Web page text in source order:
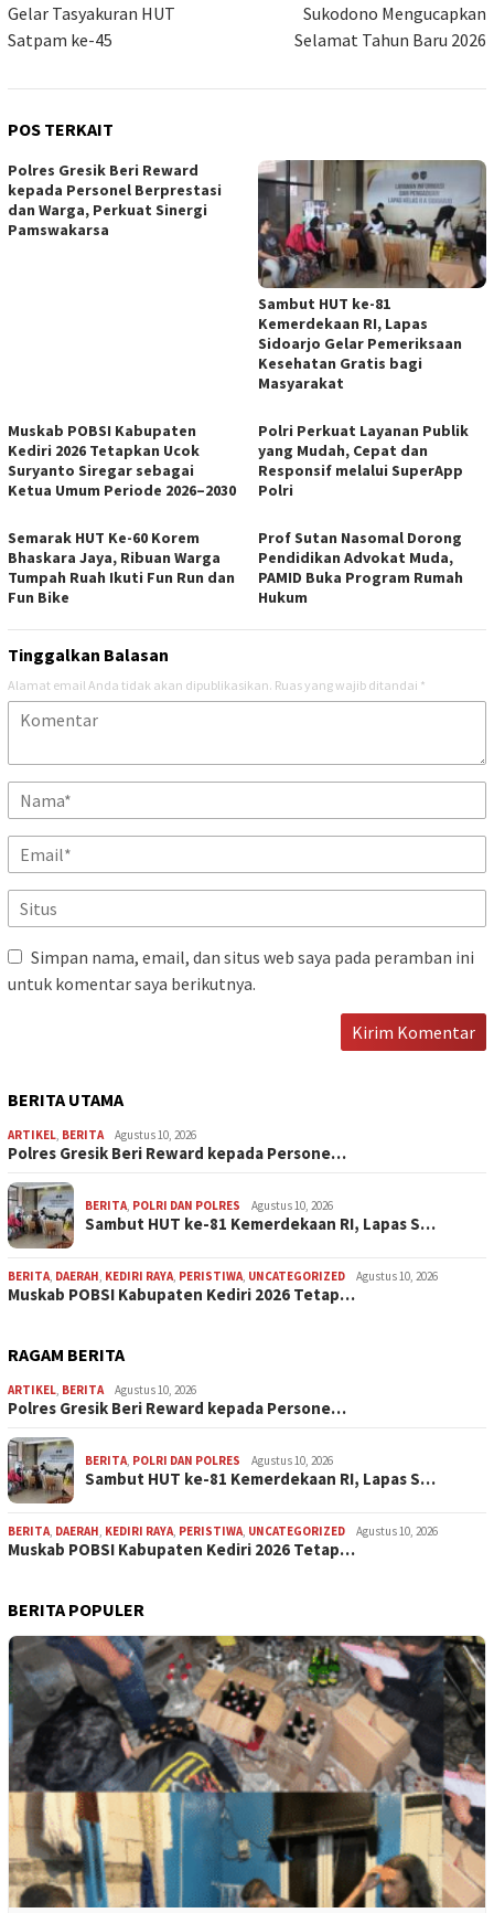
Gelar Tasyakuran HUT
Satpam ke-45
Sukodono Mengucapkan
Selamat Tahun Baru 2026
POS TERKAIT
Polres Gresik Beri Reward
kepada Personel Berprestasi
dan Warga, Perkuat Sinergi
Pamswakarsa
Sambut HUT ke-81
Kemerdekaan RI, Lapas
Sidoarjo Gelar Pemeriksaan
Kesehatan Gratis bagi
Masyarakat
Muskab POBSI Kabupaten
Kediri 2026 Tetapkan Ucok
Suryanto Siregar sebagai
Ketua Umum Periode 2026–2030
Polri Perkuat Layanan Publik
yang Mudah, Cepat dan
Responsif melalui SuperApp
Polri
Semarak HUT Ke-60 Korem
Bhaskara Jaya, Ribuan Warga
Tumpah Ruah Ikuti Fun Run dan
Fun Bike
Prof Sutan Nasomal Dorong
Pendidikan Advokat Muda,
PAMID Buka Program Rumah
Hukum
Tinggalkan Balasan
Alamat email Anda tidak akan dipublikasikan. Ruas yang wajib ditandai *
Simpan nama, email, dan situs web saya pada peramban ini
untuk komentar saya berikutnya.
BERITA UTAMA
ARTIKEL, BERITA Agustus 10, 2026
Polres Gresik Beri Reward kepada Persone…
BERITA, POLRI DAN POLRES Agustus 10, 2026
Sambut HUT ke-81 Kemerdekaan RI, Lapas S…
BERITA, DAERAH, KEDIRI RAYA, PERISTIWA, UNCATEGORIZED Agustus 10, 2026
Muskab POBSI Kabupaten Kediri 2026 Tetap…
RAGAM BERITA
ARTIKEL, BERITA Agustus 10, 2026
Polres Gresik Beri Reward kepada Persone…
BERITA, POLRI DAN POLRES Agustus 10, 2026
Sambut HUT ke-81 Kemerdekaan RI, Lapas S…
BERITA, DAERAH, KEDIRI RAYA, PERISTIWA, UNCATEGORIZED Agustus 10, 2026
Muskab POBSI Kabupaten Kediri 2026 Tetap…
BERITA POPULER